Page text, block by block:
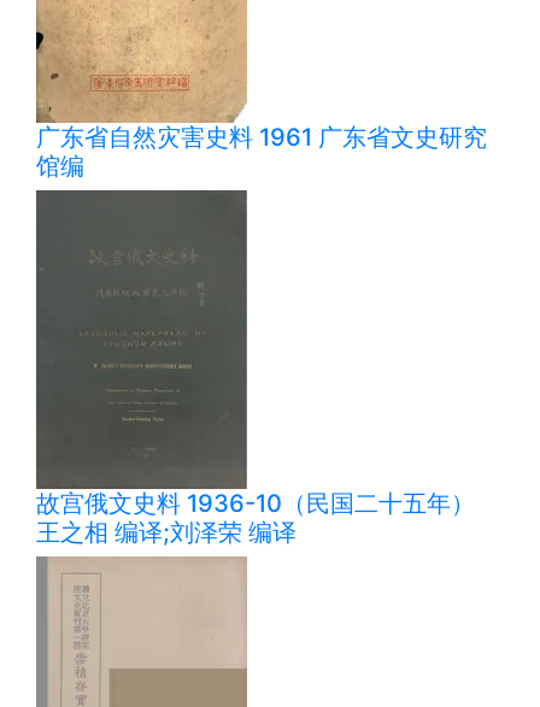
广东省自然灾害史料 1961 广东省文史研究
馆编
故宫俄文史料 1936-10（民国二十五年）
王之相 编译;刘泽荣 编译